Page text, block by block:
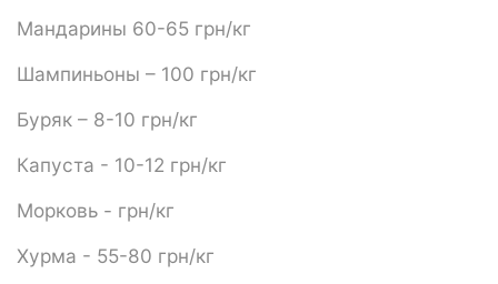
Мандарины 60-65 грн/кг
Шампиньоны – 100 грн/кг
Буряк – 8-10 грн/кг
Капуста - 10-12 грн/кг
Морковь - грн/кг
Хурма - 55-80 грн/кг